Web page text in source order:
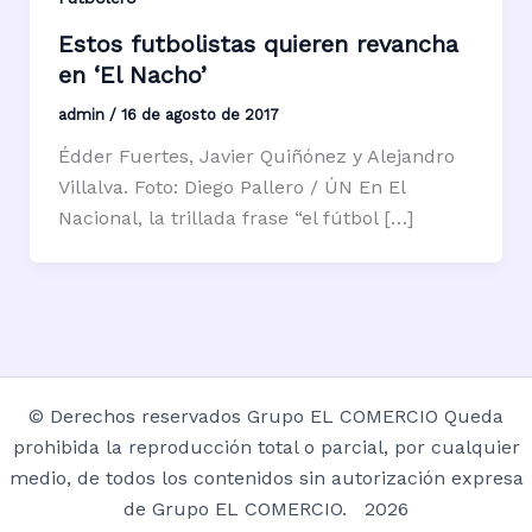
Estos futbolistas quieren revancha
en ‘El Nacho’
admin / 16 de agosto de 2017
Édder Fuertes, Javier Quiñónez y Alejandro
Villalva. Foto: Diego Pallero / ÚN En El
Nacional, la trillada frase “el fútbol […]
© Derechos reservados Grupo EL COMERCIO Queda
prohibida la reproducción total o parcial, por cualquier
medio, de todos los contenidos sin autorización expresa
de Grupo EL COMERCIO. 2026